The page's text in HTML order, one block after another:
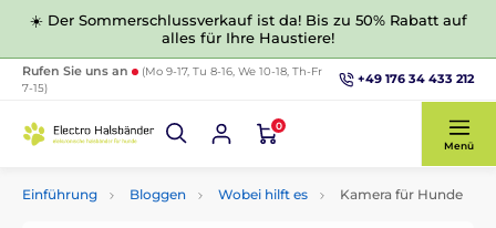
☀️ Der Sommerschlussverkauf ist da! Bis zu 50% Rabatt auf
alles für Ihre Haustiere!
Rufen Sie uns an
(Mo 9-17, Tu 8-16, We 10-18, Th-Fr
7-15)
+49 176 34 433 212
0
Menü
Einführung Bloggen Wobei hilft es Kamera für Hunde